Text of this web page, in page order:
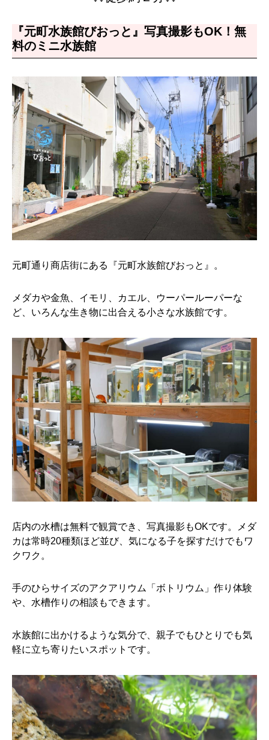
『元町水族館びおっと』写真撮影もOK！無
料のミニ水族館
元町通り商店街にある『元町水族館びおっと』。
メダカや金魚、イモリ、カエル、ウーパールーパーな
ど、いろんな生き物に出合える小さな水族館です。
店内の水槽は無料で観賞でき、写真撮影もOKです。メダ
カは常時20種類ほど並び、気になる子を探すだけでもワ
クワク。
手のひらサイズのアクアリウム「ボトリウム」作り体験
や、水槽作りの相談もできます。
水族館に出かけるような気分で、親子でもひとりでも気
軽に立ち寄りたいスポットです。